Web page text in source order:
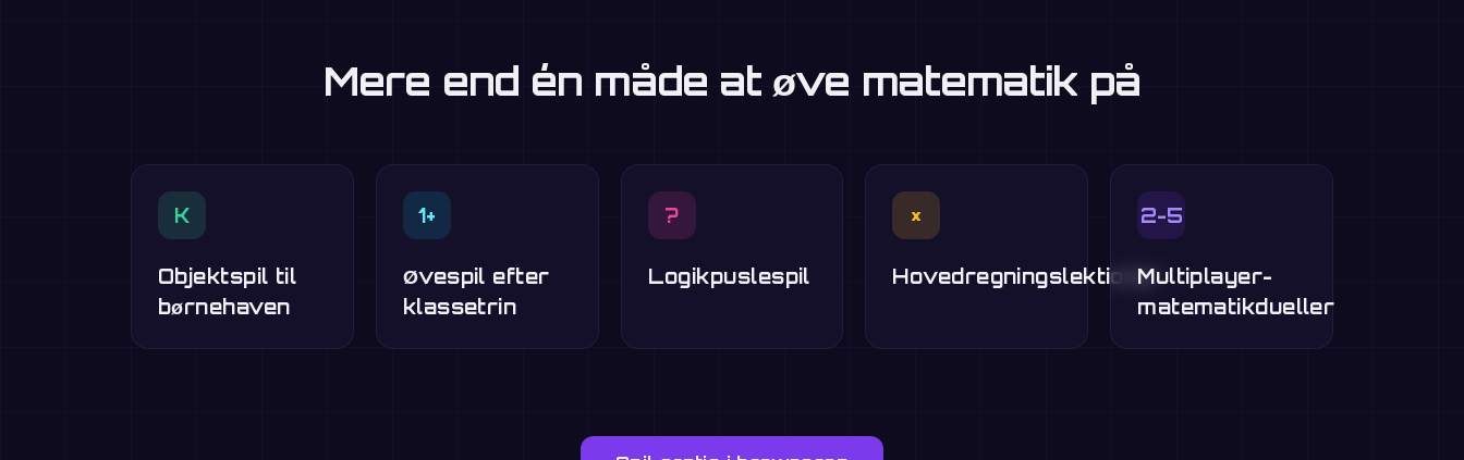
Mere end én måde at øve matematik på
K
Objektspil til
børnehaven
1+
Øvespil efter
klassetrin
?
Logikpuslespil
×
Hovedregningslektioner
2-5
Multiplayer-
matematikdueller